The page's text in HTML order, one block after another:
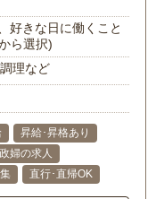
好きな日に働くこと
ら選択)
理など
昇給･昇格あり
婦の求人
直行･直帰OK